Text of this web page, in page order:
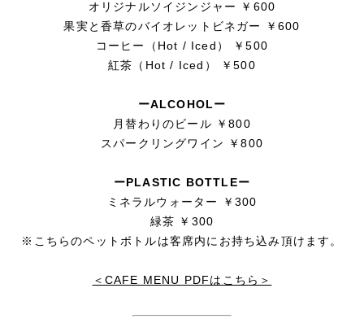
オリジナルソイジンジャー ￥600
果実と香草のバイオレットビネガー ￥600
コーヒー（Hot / Iced） ￥500
紅茶（Hot / Iced） ￥500
ーALCOHOLー
月替わりのビール ￥800
スパークリングワイン ￥800
ーPLASTIC BOTTLEー
ミネラルウォーター ￥300
緑茶 ￥300
※こちらのペットボトルは客席内にお持ち込み頂けます。
＜CAFE MENU PDFはこちら＞